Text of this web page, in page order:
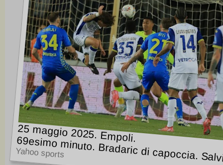
25 maggio 2025. Empoli.
69esimo minuto. Bradaric di capoccia.
Yahoo sports